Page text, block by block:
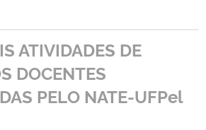
ATIVIDADES DE
DOCENTES
PELO NATE-UFPel